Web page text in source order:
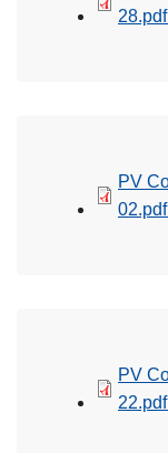
28.pdf
PV
02.pdf
PV
22.pdf